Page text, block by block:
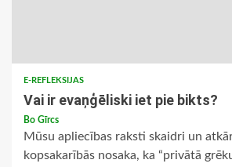
E-REFLEKSIJAS
Vai ir evaņģēliski iet pie bikts?
Bo Gīrcs
Mūsu apliecības raksti skaidri un
kopsakarībās nosaka, ka “privātā